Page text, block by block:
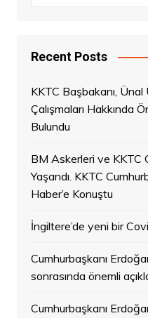
Recent Posts
KKTC Başbakanı,
Çalışmaları Hakkında
Bulundu
BM Askerleri ve KKTC
Yaşandı. KKTC
Haber’e Konuştu
İngiltere’de yeni bir
Cumhurbaşkanı
sonrasında önemli
Cumhurbaşkanı